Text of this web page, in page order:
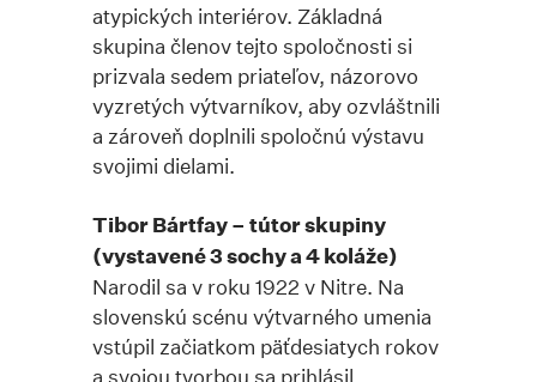
atypických interiérov. Základná
skupina členov tejto spoločnosti si
prizvala sedem priateľov, názorovo
vyzretých výtvarníkov, aby ozvláštnili
a zároveň doplnili spoločnú výstavu
svojimi dielami.
Tibor Bártfay – tútor skupiny
(vystavené 3 sochy a 4 koláže)
Narodil sa v roku 1922 v Nitre. Na
slovenskú scénu výtvarného umenia
vstúpil začiatkom päťdesiatych rokov
a svojou tvorbou sa prihlásil